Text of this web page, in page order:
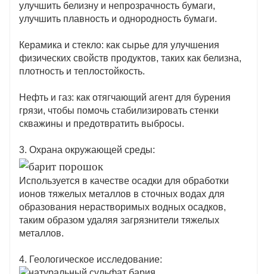
улучшить белизну и непрозрачность бумаги,
улучшить плавность и однородность бумаги.
Керамика и стекло: как сырье для улучшения
физических свойств продуктов, таких как белизна,
плотность и теплостойкость.
Нефть и газ: как отягчающий агент для бурения
грязи, чтобы помочь стабилизировать стенки
скважины и предотвратить выбросы.
3. Охрана окружающей среды:
Используется в качестве осадки для обработки
ионов тяжелых металлов в сточных водах для
образования нерастворимых водных осадков,
таким образом удаляя загрязнители тяжелых
металлов.
4. Геологическое исследование: